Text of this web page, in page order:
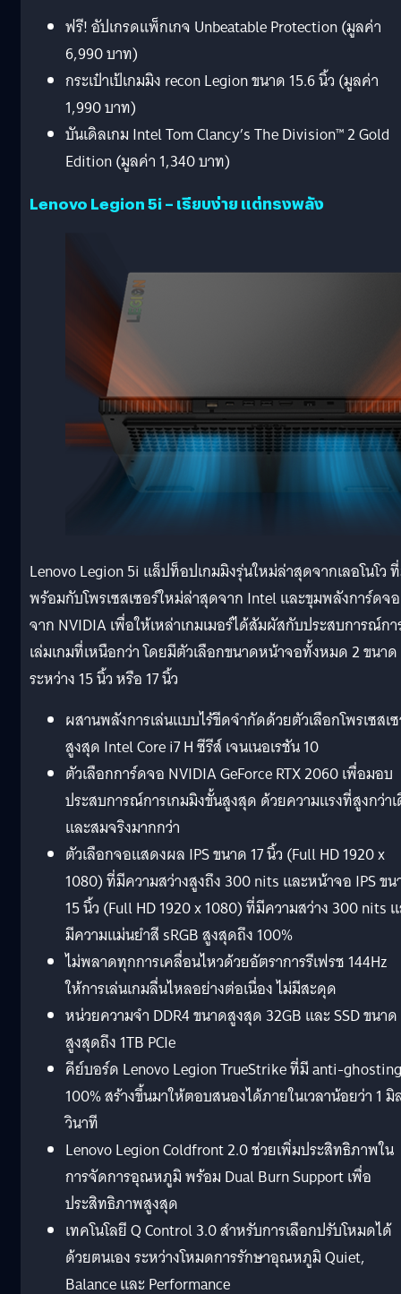
ฟรี! อัปเกรดแพ็กเกจ Unbeatable Protection (มูลค่า
6,990 บาท)
กระเป๋าเป้เกมมิง recon Legion ขนาด 15.6 นิ้ว (มูลค่า
1,990 บาท)
บันเดิลเกม Intel Tom Clancy’s The Division™ 2 Gold
Edition (มูลค่า 1,340 บาท)
Lenovo Legion 5i – เรียบง่าย แต่ทรงพลัง
Lenovo Legion 5i แล็ปท็อปเกมมิงรุ่นใหม่ล่าสุดจากเลอโนโว
พร้อมกับโพรเซสเซอร์ใหม่ล่าสุดจาก Intel และขุมพลังการ์ดจอ
จาก NVIDIA เพื่อให้เหล่าเกมเมอร์ได้สัมผัสกับประสบการณ์กา
เล่มเกมที่เหนือกว่า โดยมีตัวเลือกขนาดหน้าจอทั้งหมด 2 ขนาด
ระหว่าง 15 นิ้ว หรือ 17 นิ้ว
ผสานพลังการเล่นแบบไร้ขีดจำกัดด้วยตัวเลือกโพรเซสเ
สูงสุด Intel Core i7 H ซีรีส์ เจนเนอเรชัน 10
ตัวเลือกการ์ดจอ NVIDIA GeForce RTX 2060 เพื่อมอบ
ประสบการณ์การเกมมิงขั้นสูงสุด ด้วยความแรงที่สูงกว่า
และสมจริงมากกว่า
ตัวเลือกจอแสดงผล IPS ขนาด 17 นิ้ว (Full HD 1920 x
1080) ที่มีความสว่างสูงถึง 300 nits และหน้าจอ IPS ข
15 นิ้ว (Full HD 1920 x 1080) ที่มีความสว่าง 300 nits
มีความแม่นยำสี sRGB สูงสุดถึง 100%
ไม่พลาดทุกการเคลื่อนไหวด้วยอัตราการรีเฟรช 144Hz
ให้การเล่นเกมลื่นไหลอย่างต่อเนื่อง ไม่มีสะดุด
หน่วยความจำ DDR4 ขนาดสูงสุด 32GB และ SSD ขนาด
สูงสุดถึง 1TB PCIe
คีย์บอร์ด Lenovo Legion TrueStrike ที่มี anti-ghosting
100% สร้างขึ้นมาให้ตอบสนองได้ภายในเวลาน้อยว่า 1
วินาที
Lenovo Legion Coldfront 2.0 ช่วยเพิ่มประสิทธิภาพใน
การจัดการอุณหภูมิ พร้อม Dual Burn Support เพื่อ
ประสิทธิภาพสูงสุด
เทคโนโลยี Q Control 3.0 สำหรับการเลือกปรับโหมดได้
ด้วยตนเอง ระหว่างโหมดการรักษาอุณหภูมิ Quiet,
Balance และ Performance